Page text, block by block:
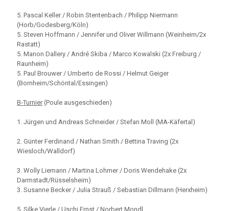
5. Pascal Keller / Robin Stentenbach / Philipp Niermann
(Horb/Godesberg/Köln)
5. Steven Hoffmann / Jennifer und Oliver Willmann (Weinheim/2x
Rastatt)
5. Manon Dallery / André Skiba / Marco Kowalski (2x Freiburg /
Raunheim)
5. Paul Brouwer / Umberto de Rossi / Helmut Geiger
(Bornheim/Schöntal/Essingen)
B-Turnier(Poule ausgeschieden)
1. Jürgen und Andreas Schneider / Stefan Moll (MA-Käfertal)
2. Günter Ferdinand / Nathan Smith / Bettina Traving (2x
Wiesloch/Walldorf)
3. Wolly Liemann / Martina Lohmer / Doris Wendehake (2x
Darmstadt/Rüsselsheim)
3. Susanne Becker / Julia Strauß / Sebastian Dillmann (Herxheim)
5. Silke Vierle / Uschi Ernst / Norbert Mondl